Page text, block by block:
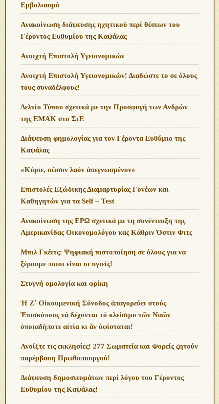
Εμβολιασμό
Ανακοίνωση διάψευσης ηχητικού περί θέσεων του
Γέροντος Ευθυμίου της Καψάλας
Ανοιχτή Επιστολή Υγειονομικών
Ανοιχτή Επιστολή Υγειονομικών! Διαδώστε το σε όλους
τους συναδέλφους!
Δελτίο Τύπου σχετικά με την Προσφυγή των Ανδρών
της ΕΜΑΚ στο ΣτΕ
Διάψευση φημολογίας για τον Γέροντα Ευθύμιο της
Καψάλας
«Κύριε, σῶσον λαόν ἀπεγνωσμένον»
Επιστολές Εξώδικης Διαμαρτυρίας Γονέων και
Καθηγητών για τα Self – Test
Ανακοίνωση της ΕΡΩ σχετικά με τη συνέντευξη της
Αμερικανίδας Οικονομολόγου κας Κάθριν Όστιν Φιτς
Μπιλ Γκέιτς: Ψηφιακή πιστοποίηση σε όλους για να
ξέρουμε ποιοι είναι οι υγιείς!
Στυγνή ομολογία και φρίκη
Ἡ Ζ΄ Οἰκουμενική Σύνοδος ἀπαγορεύει στούς
Ἐπισκόπους νά δέχονται τό κλείσιμο τῶν Ναῶν
ὁποιαδήποτε αἰτία κι ἄν ὑφίσταται!
Ανoίξτε τις εκκλησίες! 277 Σωματεία και Φορείς ζητούν
παρέμβαση Πρωθυπουργού!
Διάψευση δημοσιευμάτων περί λόγου του Γέροντος
Ευθυμίου της Καψάλας!